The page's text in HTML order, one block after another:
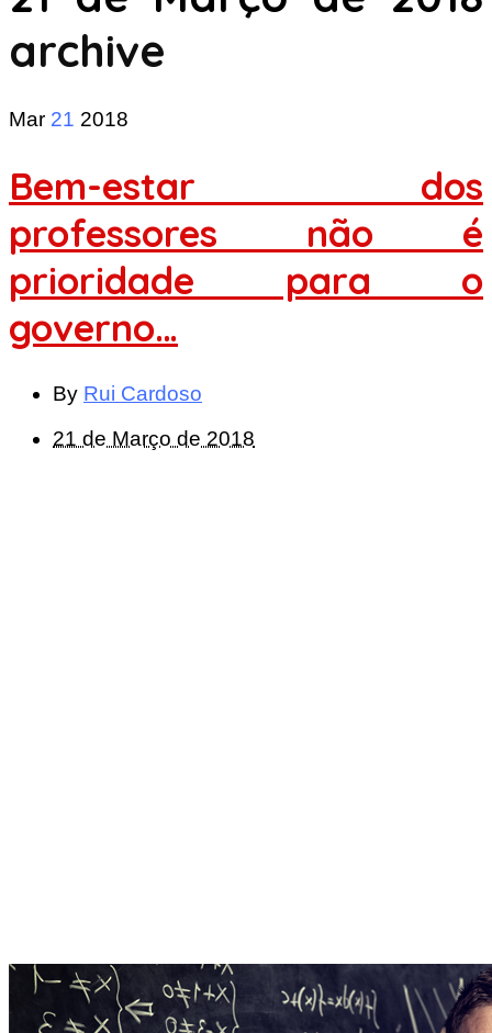
archive
Mar 21 2018
Bem-estar dos
professores não é
prioridade para o
governo…
By Rui Cardoso
21 de Março de 2018